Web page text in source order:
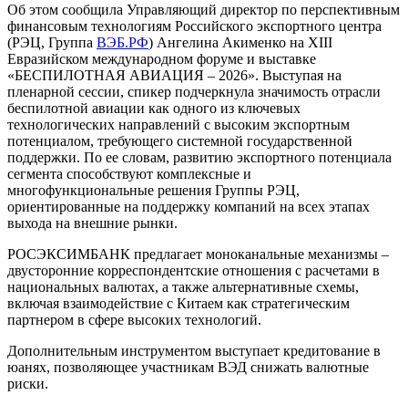
Об этом сообщила Управляющий директор по перспективным
финансовым технологиям Российского экспортного центра
(РЭЦ, Группа ВЭБ.РФ) Ангелина Акименко на XIII
Евразийском международном форуме и выставке
«БЕСПИЛОТНАЯ АВИАЦИЯ – 2026». Выступая на
пленарной сессии, спикер подчеркнула значимость отрасли
беспилотной авиации как одного из ключевых
технологических направлений с высоким экспортным
потенциалом, требующего системной государственной
поддержки. По ее словам, развитию экспортного потенциала
сегмента способствуют комплексные и
многофункциональные решения Группы РЭЦ,
ориентированные на поддержку компаний на всех этапах
выхода на внешние рынки.
РОСЭКСИМБАНК предлагает моноканальные механизмы –
двусторонние корреспондентские отношения с расчетами в
национальных валютах, а также альтернативные схемы,
включая взаимодействие с Китаем как стратегическим
партнером в сфере высоких технологий.
Дополнительным инструментом выступает кредитование в
юанях, позволяющее участникам ВЭД снижать валютные
риски.